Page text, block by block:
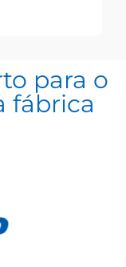
para o
fábrica